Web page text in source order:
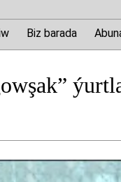
Biz barada